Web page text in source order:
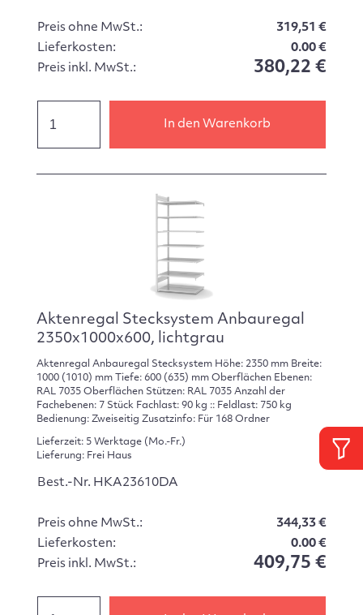
Preis ohne MwSt.:
319,51 €
Lieferkosten:
0.00 €
Preis inkl. MwSt.:
380,22 €
In den Warenkorb
Aktenregal Stecksystem Anbauregal
2350x1000x600, lichtgrau
Aktenregal Anbauregal Stecksystem Höhe: 2350 mm Breite:
1000 (1010) mm Tiefe: 600 (635) mm Oberflächen Ebenen:
RAL 7035 Oberflächen Stützen: RAL 7035 Anzahl der
Fachebenen: 7 Stück Fachlast: 90 kg :: Feldlast: 750 kg
Bedienung: Zweiseitig Zusatzinfo: Für 168 Ordner
Lieferzeit: 5 Werktage (Mo.-Fr.)
Lieferung: Frei Haus
Best.-Nr. HKA23610DA
Preis ohne MwSt.:
344,33 €
Lieferkosten:
0.00 €
Preis inkl. MwSt.:
409,75 €